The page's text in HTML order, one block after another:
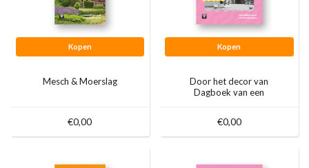
Kopen
Mesch & Moerslag
€0,00
Kopen
Door het decor van
Dagboek van een
€0,00